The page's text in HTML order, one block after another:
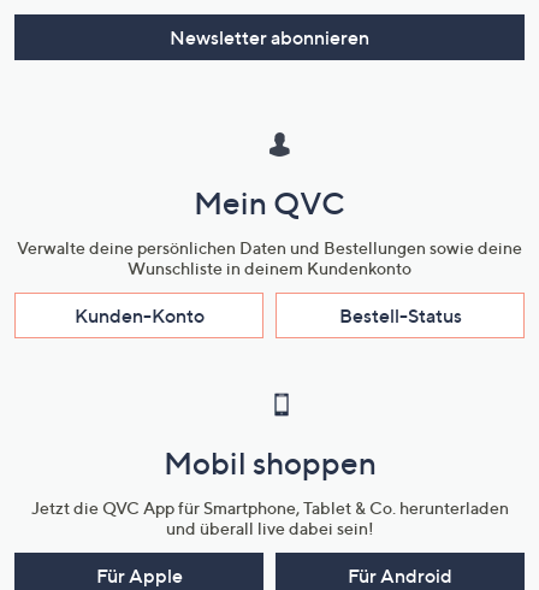
Newsletter abonnieren
Mein QVC
Verwalte deine persönlichen Daten und Bestellungen sowie deine
Wunschliste in deinem Kundenkonto
Kunden-Konto Bestell-Status
Mobil shoppen
Jetzt die QVC App für Smartphone, Tablet & Co. herunterladen
und überall live dabei sein!
Für Apple Für Android